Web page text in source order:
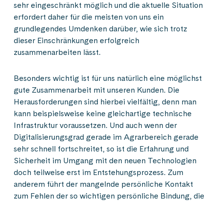
sehr eingeschränkt möglich und die aktuelle Situation
erfordert daher für die meisten von uns ein
grundlegendes Umdenken darüber, wie sich trotz
dieser Einschränkungen erfolgreich
zusammenarbeiten lässt.
Besonders wichtig ist für uns natürlich eine möglichst
gute Zusammenarbeit mit unseren Kunden. Die
Herausforderungen sind hierbei vielfältig, denn man
kann beispielsweise keine gleichartige technische
Infrastruktur voraussetzen. Und auch wenn der
Digitalisierungsgrad gerade im Agrarbereich gerade
sehr schnell fortschreitet, so ist die Erfahrung und
Sicherheit im Umgang mit den neuen Technologien
doch teilweise erst im Entstehungsprozess. Zum
anderem führt der mangelnde persönliche Kontakt
zum Fehlen der so wichtigen persönliche Bindung, die